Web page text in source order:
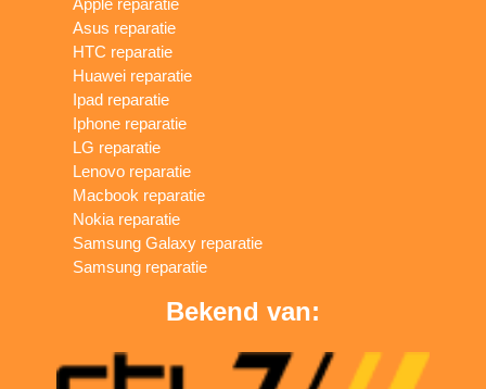
Apple reparatie
Asus reparatie
HTC reparatie
Huawei reparatie
Ipad reparatie
Iphone reparatie
LG reparatie
Lenovo reparatie
Macbook reparatie
Nokia reparatie
Samsung Galaxy reparatie
Samsung reparatie
Bekend van: